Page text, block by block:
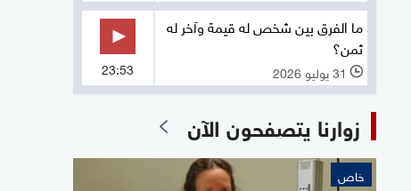
ما الفرق بين شخص له قيمة وآخر له
ثمن؟
l 31 يوليو 2026 23:53
زوارنا يتصفحون الآن
خاص